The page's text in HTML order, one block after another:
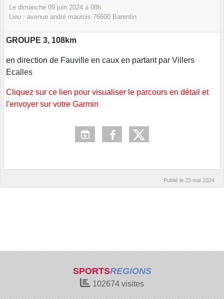
Le dimanche 09 juin 2024 à 08h
Lieu : avenue andré maurois 76600 Barentin
GROUPE 3, 108km
en direction de Fauville en caux en partant par Villers
Ecalles
Cliquez sur ce lien pour visualiser le parcours en détail et
l'envoyer sur votre Garmin
Publié le 23 mai 2024
SPORTSREGIONS
102674 visites